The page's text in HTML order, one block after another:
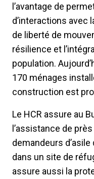
l’avantage de
d’interactions avec
de liberté de
résilience et
population.
170 ménages
construction est
Le HCR assure au
l’assistance de
demandeurs
dans un site de
assure aussi la